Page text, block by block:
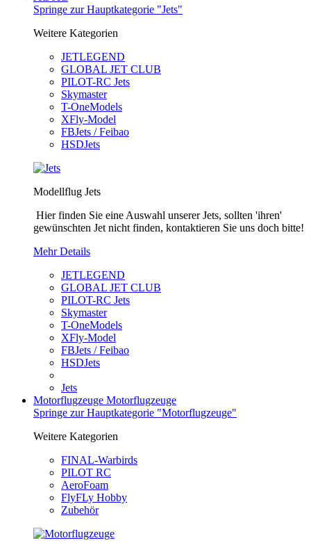
Springe zur Hauptkategorie "Jets"
Weitere Kategorien
JETLEGEND
GLOBAL JET CLUB
PILOT-RC Jets
Skymaster
T-OneModels
XFly-Model
FBJets / Feibao
HSDJets
Modellflug Jets
Hier finden Sie eine Auswahl unserer Jets, sollten 'ihren'
gewünschten Jet nicht finden, kontaktieren Sie uns doch bitte!
Mehr Details
JETLEGEND
GLOBAL JET CLUB
PILOT-RC Jets
Skymaster
T-OneModels
XFly-Model
FBJets / Feibao
HSDJets
Jets
Motorflugzeuge Motorflugzeuge
Springe zur Hauptkategorie "Motorflugzeuge"
Weitere Kategorien
FINAL-Warbirds
PILOT RC
AeroFoam
FlyFLy Hobby
Zubehör